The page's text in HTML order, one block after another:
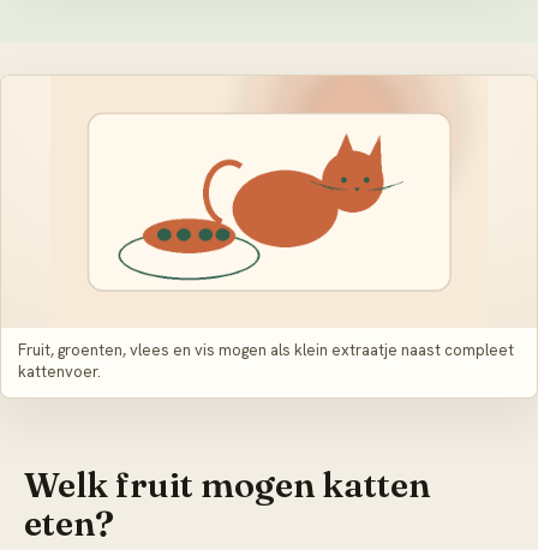
Fruit, groenten, vlees en vis mogen als klein extraatje naast compleet
kattenvoer.
Welk fruit mogen katten
eten?